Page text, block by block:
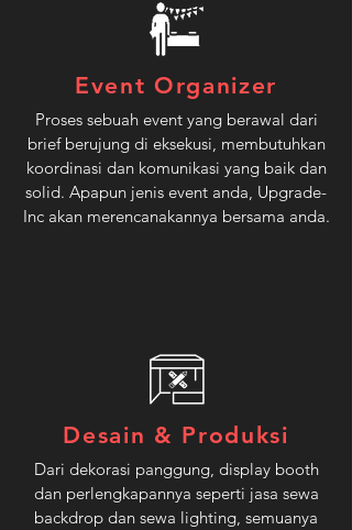
Event Organizer
Proses sebuah event yang berawal dari
brief berujung di eksekusi, membutuhkan
koordinasi dan komunikasi yang baik dan
solid. Apapun jenis event anda, Upgrade-
Inc akan merencanakannya bersama anda.
Desain & Produksi
Dari dekorasi panggung, display booth
dan perlengkapannya seperti jasa sewa
backdrop dan sewa lighting, semuanya